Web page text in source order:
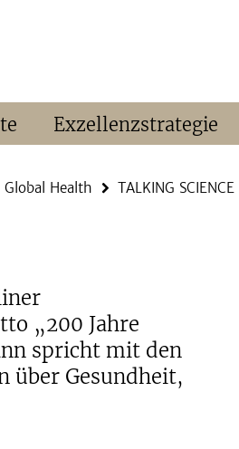
Exzellenzstrategie
Global Health TALKING
„200 Jahre
spricht mit den
über Gesundheit,